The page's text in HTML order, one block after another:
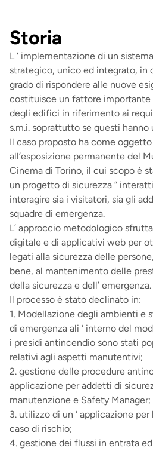
Storia
L ‘ implementazione di un
strategico, unico ed integrato, in
grado di rispondere alle nuove
costituisce un fattore importante
degli edifici in riferimento ai
s.m.i. soprattutto se questi hanno
Il caso proposto ha come
all’esposizione permanente del
Cinema di Torino, il cui scopo è
un progetto di sicurezza ”
interagire sia i visitatori, sia gli
squadre di emergenza.
L’ approccio metodologico
digitale e di applicativi web per
legati alla sicurezza delle
bene, al mantenimento delle
della sicurezza e dell’ emergenza.
Il processo è stato declinato in:
1. Modellazione degli ambienti e
di emergenza ali ‘ interno del
i presidi antincendio sono stati
relativi agli aspetti manutentivi;
2. gestione delle procedure
applicazione per addetti di
manutenzione e Safety Manager;
3. utilizzo di un ‘ applicazione
caso di rischio;
4. gestione dei flussi in entrata